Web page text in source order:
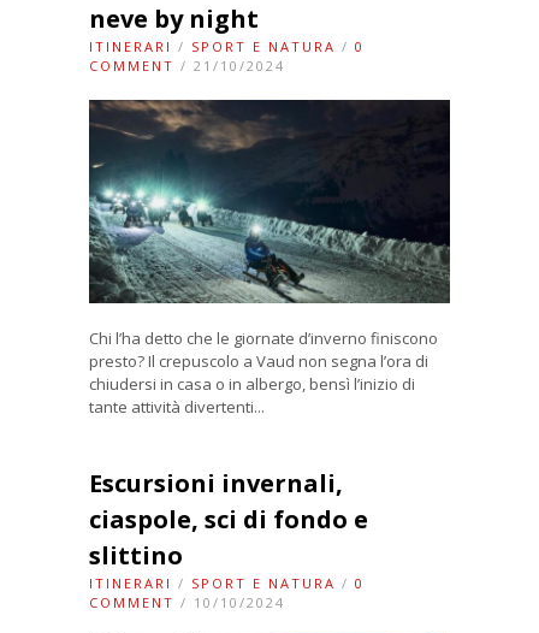
neve by night
ITINERARI / SPORT E NATURA / 0
COMMENT / 21/10/2024
Chi l’ha detto che le giornate d’inverno finiscono
presto? Il crepuscolo a Vaud non segna l’ora di
chiudersi in casa o in albergo, bensì l’inizio di
tante attività divertenti...
Escursioni invernali,
ciaspole, sci di fondo e
slittino
ITINERARI / SPORT E NATURA / 0
COMMENT / 10/10/2024